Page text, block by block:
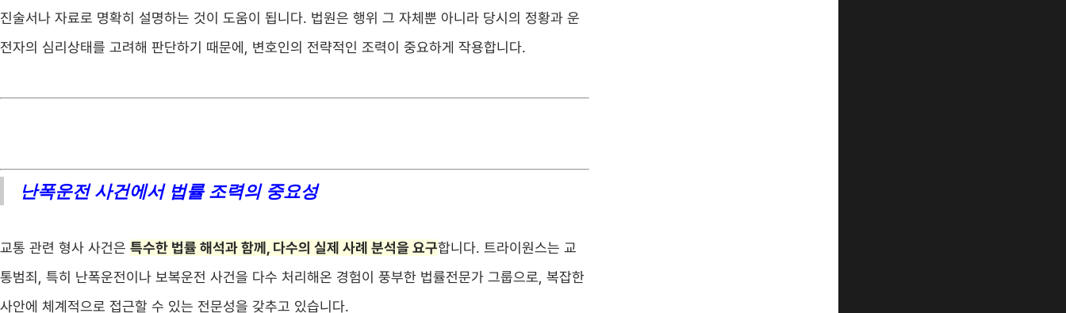
진술서나 자료로 명확히 설명하는 것이 도움이 됩니다. 법원은 행위 그 자체뿐 아니라 당시의 정황과 운
전자의 심리상태를 고려해 판단하기 때문에, 변호인의 전략적인 조력이 중요하게 작용합니다.
난폭운전 사건에서 법률 조력의 중요성
교통 관련 형사 사건은 특수한 법률 해석과 함께, 다수의 실제 사례 분석을 요구합니다. 트라이원스는 교
통범죄, 특히 난폭운전이나 보복운전 사건을 다수 처리해온 경험이 풍부한 법률전문가 그룹으로, 복잡한
사안에 체계적으로 접근할 수 있는 전문성을 갖추고 있습니다.